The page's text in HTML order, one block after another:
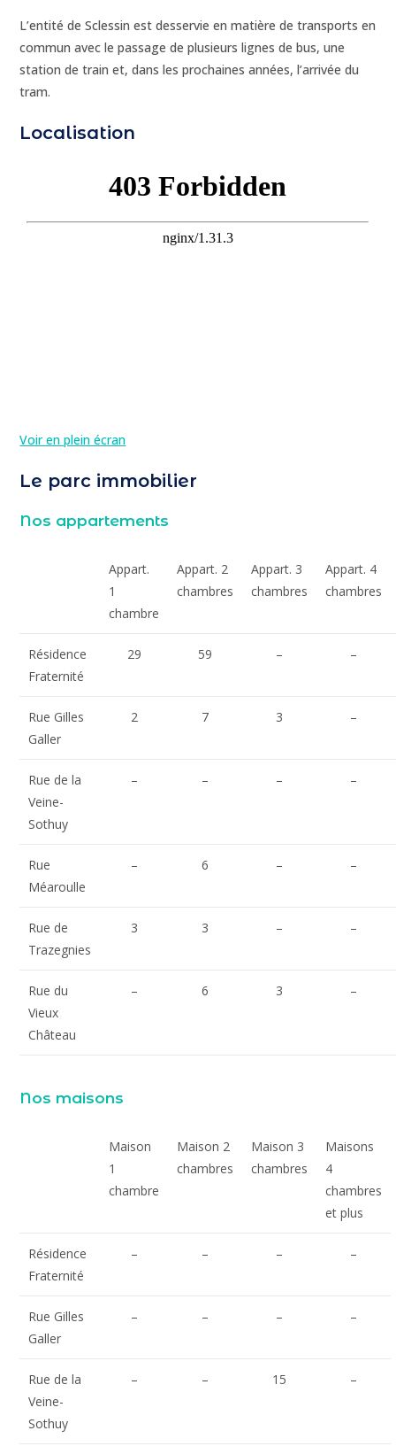
L’entité de Sclessin est desservie en matière de transports en
commun avec le passage de plusieurs lignes de bus, une
station de train et, dans les prochaines années, l’arrivée du
tram.
Localisation
Voir en plein écran
Le parc immobilier
Nos appartements
Appart.
1
chambre
Appart. 2
chambres
Appart. 3
chambres
Appart. 4
chambres
Résidence
Fraternité
29 59 – –
Rue Gilles
Galler
2 7 3 –
Rue de la
Veine-
Sothuy
– – – –
Rue
Méaroulle
– 6 – –
Rue de
Trazegnies
3 3 – –
Rue du
Vieux
Château
– 6 3 –
Nos maisons
Maison
1
chambre
Maison 2
chambres
Maison 3
chambres
Maisons
4
chambres
et plus
Résidence
Fraternité
– – – –
Rue Gilles
Galler
– – – –
Rue de la
Veine-
Sothuy
– – 15 –